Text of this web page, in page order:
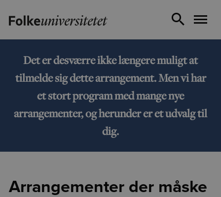
Det er desværre ikke længere muligt at
tilmelde sig dette arrangement. Men vi har
et stort program med mange nye
arrangementer, og herunder er et udvalg til
dig.
Arrangementer der måske